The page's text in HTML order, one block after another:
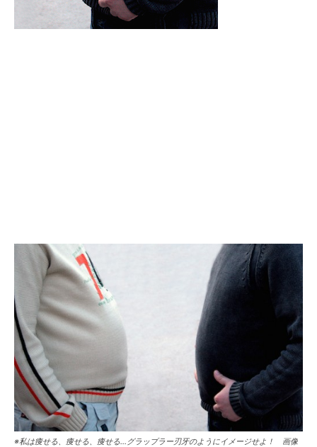
※私は痩せる、痩せる、痩せる…グラップラー刃牙のようにイメージせよ！ 画像